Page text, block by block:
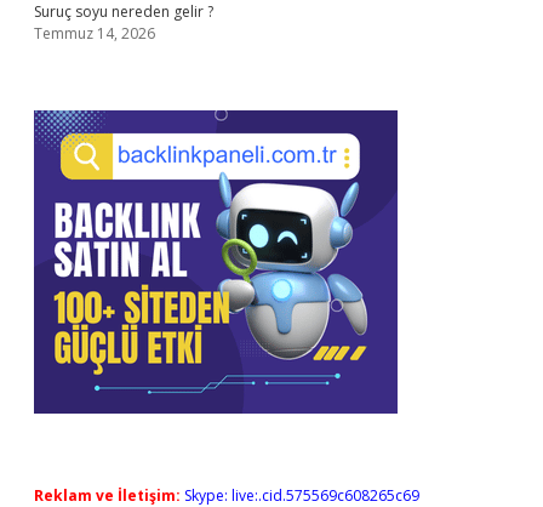
Suruç soyu nereden gelir ?
Temmuz 14, 2026
Reklam ve İletişim: Skype: live:.cid.575569c608265c69